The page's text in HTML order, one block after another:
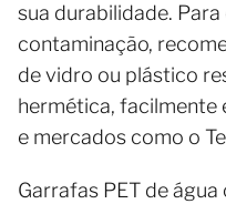
sua durabilidade.
contaminação,
de vidro ou plástico
hermética, facilmente
e mercados como o
Garrafas PET de